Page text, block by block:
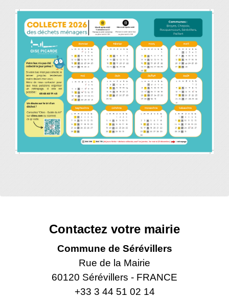
Contactez votre mairie
Commune de Sérévillers
Rue de la Mairie
60120 Sérévillers - FRANCE
+33 3 44 51 02 14